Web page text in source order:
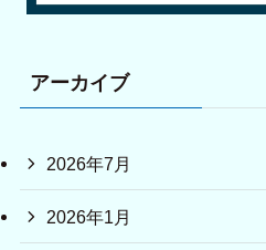
アーカイブ
2026年7月
2026年1月